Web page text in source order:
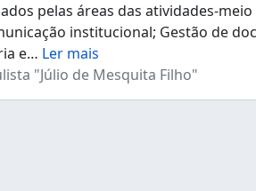
pelas áreas das atividades-
institucional; Gestão de
e… Ler mais
"Júlio de Mesquita Filho"